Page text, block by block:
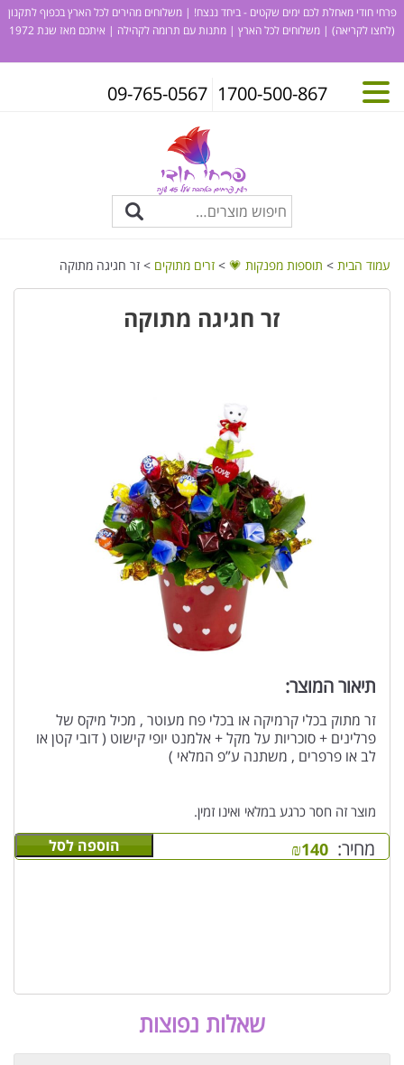
פרחי חודי מאחלת לכם ימים שקטים - ביחד ננצח! | משלוחים מהירים לכל הארץ בכפוף לתקנון
(לחצו לקריאה) | משלוחים לכל הארץ | מתנות עם תרומה לקהילה | איתכם מאז שנת 1972
1700-500-867
09-765-0567
עמוד הבית > תוספות מפנקות 💗 > זרים מתוקים > זר חגיגה מתוקה
זר חגיגה מתוקה
תיאור המוצר:
זר מתוק בכלי קרמיקה או בכלי פח מעוטר , מכיל מיקס של
פרלינים + סוכריות על מקל + אלמנט יופי קישוט ( דובי קטן או
לב או פרפרים , משתנה ע”פ המלאי )
מוצר זה חסר כרגע במלאי ואינו זמין.
מחיר: ₪140 הוספה לסל
שאלות נפוצות